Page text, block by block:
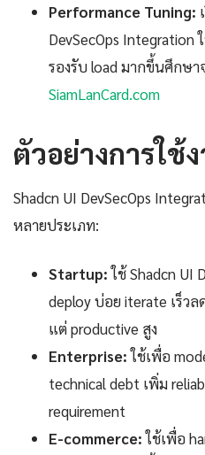
Performance Tuning:
DevSecOps Integration
รองรับ load มากขึ้นศึก
SiamLanCard.com
ตัวอย่างการใช้
Shadcn UI DevSecOps
หลายประเภท:
Startup:ใช้ Shadcn UI
deploy บ่อย iterate เร็ว
แต่ productive สูง
Enterprise:ใช้เพื่อ
technical debt เพิ่ม
requirement
E-commerce:ใช้เพื่อ